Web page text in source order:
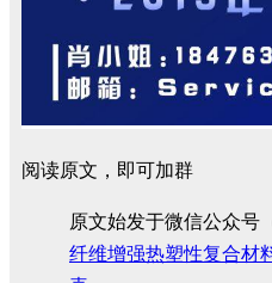
阅读原文，即可加群
原文始发于微信公众号
纤维增强热塑性复合材